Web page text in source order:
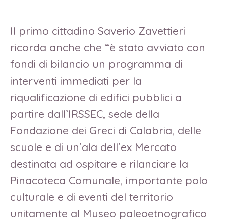
Il primo cittadino Saverio Zavettieri
ricorda anche che “è stato avviato con
fondi di bilancio un programma di
interventi immediati per la
riqualificazione di edifici pubblici a
partire dall’IRSSEC, sede della
Fondazione dei Greci di Calabria, delle
scuole e di un’ala dell’ex Mercato
destinata ad ospitare e rilanciare la
Pinacoteca Comunale, importante polo
culturale e di eventi del territorio
unitamente al Museo paleoetnografico